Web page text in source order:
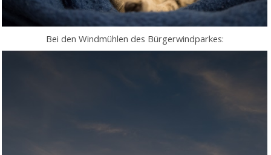
Bei den Windmühlen des Bürgerwindparkes: